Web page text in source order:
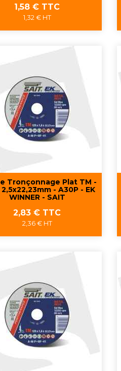
Prix
1,58 € TTC
1,32 € HT
Tronçonnage Plat TM -
- A30P - EK
WINNER - SAIT
Prix
2,83 € TTC
2,36 € HT